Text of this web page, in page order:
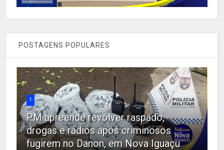
POSTAGENS POPULARES
1
PM apreende revólver raspado,
drogas e rádios após criminosos
fugirem no Danon, em Nova Iguaçu